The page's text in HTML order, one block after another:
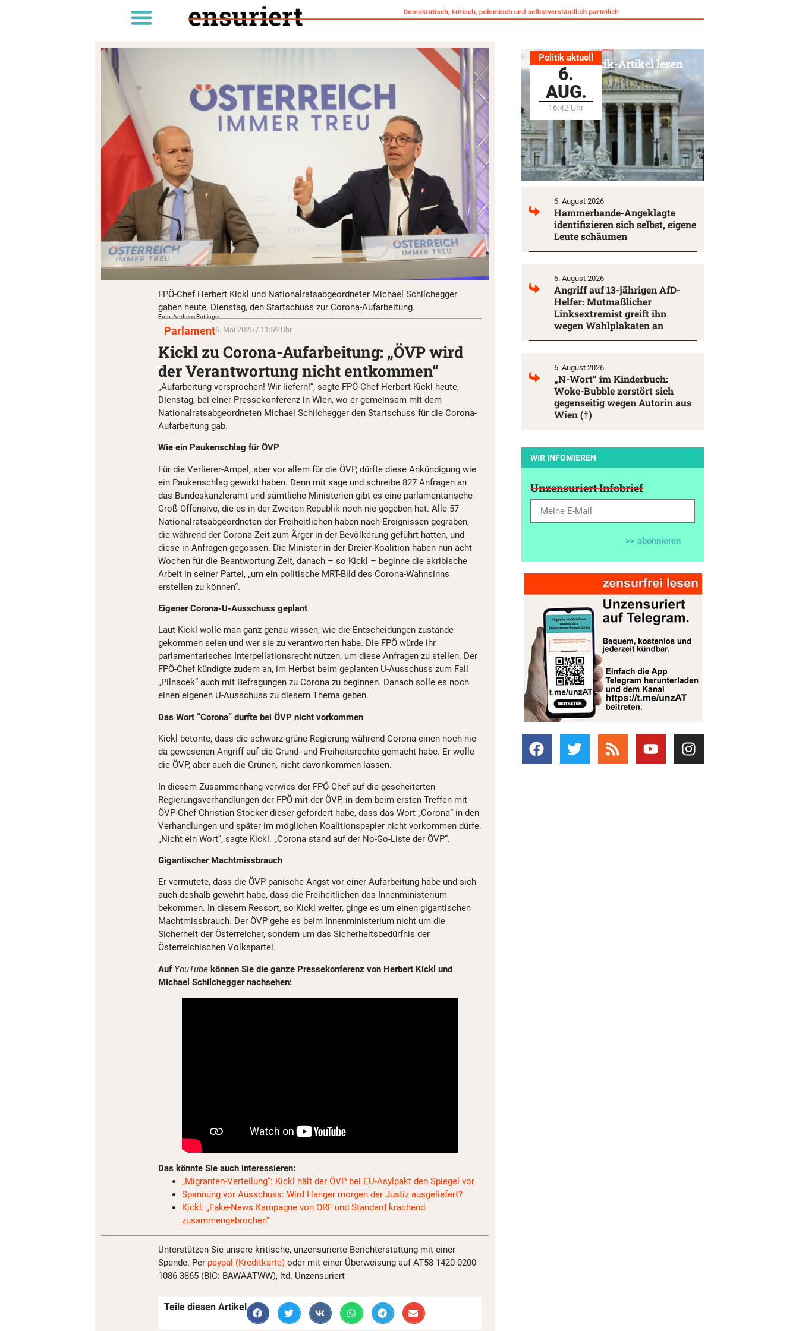
FPÖ-Chef Herbert Kickl und Nationalratsabgeordneter Michael Schilchegger
gaben heute, Dienstag, den Startschuss zur Corona-Aufarbeitung.
Foto: Andreas Ruttinger
Parlament6. Mai 2025 / 11:59 Uhr
Kickl zu Corona-Aufarbeitung: „ÖVP wird
der Verantwortung nicht entkommen“
„Aufarbeitung versprochen! Wir liefern!“, sagte FPÖ-Chef Herbert Kickl heute,
Dienstag, bei einer Pressekonferenz in Wien, wo er gemeinsam mit dem
Nationalratsabgeordneten Michael Schilchegger den Startschuss für die Corona-
Aufarbeitung gab.
Wie ein Paukenschlag für ÖVP
Für die Verlierer-Ampel, aber vor allem für die ÖVP, dürfte diese Ankündigung wie
ein Paukenschlag gewirkt haben. Denn mit sage und schreibe 827 Anfragen an
das Bundeskanzleramt und sämtliche Ministerien gibt es eine parlamentarische
Groß-Offensive, die es in der Zweiten Republik noch nie gegeben hat. Alle 57
Nationalratsabgeordneten der Freiheitlichen haben nach Ereignissen gegraben,
die während der Corona-Zeit zum Ärger in der Bevölkerung geführt hatten, und
diese in Anfragen gegossen. Die Minister in der Dreier-Koalition haben nun acht
Wochen für die Beantwortung Zeit, danach – so Kickl – beginne die akribische
Arbeit in seiner Partei, „um ein politische MRT-Bild des Corona-Wahnsinns
erstellen zu können“.
Eigener Corona-U-Ausschuss geplant
Laut Kickl wolle man ganz genau wissen, wie die Entscheidungen zustande
gekommen seien und wer sie zu verantworten habe. Die FPÖ würde ihr
parlamentarisches Interpellationsrecht nützen, um diese Anfragen zu stellen. Der
FPÖ-Chef kündigte zudem an, im Herbst beim geplanten U-Ausschuss zum Fall
„Pilnacek“ auch mit Befragungen zu Corona zu beginnen. Danach solle es noch
einen eigenen U-Ausschuss zu diesem Thema geben.
Das Wort “Corona” durfte bei ÖVP nicht vorkommen
Kickl betonte, dass die schwarz-grüne Regierung während Corona einen noch nie
da gewesenen Angriff auf die Grund- und Freiheitsrechte gemacht habe. Er wolle
die ÖVP, aber auch die Grünen, nicht davonkommen lassen.
In diesem Zusammenhang verwies der FPÖ-Chef auf die gescheiterten
Regierungsverhandlungen der FPÖ mit der ÖVP, in dem beim ersten Treffen mit
ÖVP-Chef Christian Stocker dieser gefordert habe, dass das Wort „Corona“ in den
Verhandlungen und später im möglichen Koalitionspapier nicht vorkommen dürfe.
„Nicht ein Wort“, sagte Kickl. „Corona stand auf der No-Go-Liste der ÖVP“.
Gigantischer Machtmissbrauch
Er vermutete, dass die ÖVP panische Angst vor einer Aufarbeitung habe und sich
auch deshalb gewehrt habe, dass die Freiheitlichen das Innenministerium
bekommen. In diesem Ressort, so Kickl weiter, ginge es um einen gigantischen
Machtmissbrauch. Der ÖVP gehe es beim Innenministerium nicht um die
Sicherheit der Österreicher, sondern um das Sicherheitsbedürfnis der
Österreichischen Volkspartei.
Auf YouTube können Sie die ganze Pressekonferenz von Herbert Kickl und
Michael Schilchegger nachsehen:
Das könnte Sie auch interessieren:
„Migranten-Verteilung“: Kickl hält der ÖVP bei EU-Asylpakt den Spiegel vor
Spannung vor Ausschuss: Wird Hanger morgen der Justiz ausgeliefert?
Kickl: „Fake-News Kampagne von ORF und Standard krachend
zusammengebrochen“
Unterstützen Sie unsere kritische, unzensurierte Berichterstattung mit einer
Spende. Per paypal (Kreditkarte) oder mit einer Überweisung auf AT58 1420 0200
1086 3865 (BIC: BAWAATWW), ltd. Unzensuriert
Teile diesen Artikel
Politik aktuell
6.
AUG.
16:42 Uhr
Alle Politik-Artikel lesen
6. August 2026
Hammerbande-Angeklagte
identifizieren sich selbst, eigene
Leute schäumen
6. August 2026
Angriff auf 13-jährigen AfD-
Helfer: Mutmaßlicher
Linksextremist greift ihn
wegen Wahlplakaten an
6. August 2026
„N-Wort” im Kinderbuch:
Woke-Bubble zerstört sich
gegenseitig wegen Autorin aus
Wien (†)
WIR INFOMIEREN
Unzensuriert Infobrief
>> abonnieren